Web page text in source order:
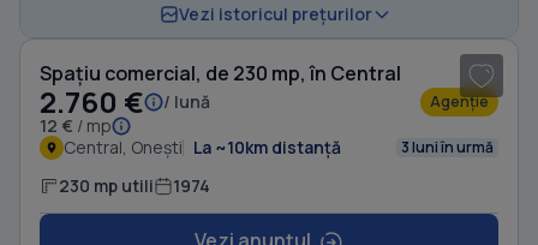
Vezi istoricul prețurilor
Spațiu comercial, de 230 mp, în Central
2.760 €
/ lună
12 € / mp
Agenție
Central, Onești La ~10km distanță 3 luni în urmă
230 mp utili 1974